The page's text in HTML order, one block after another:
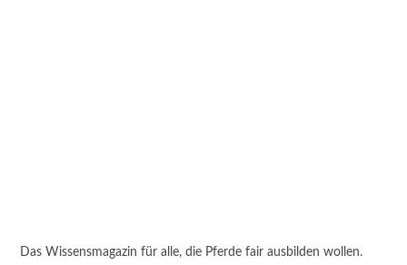
Das Wissensmagazin für alle, die Pferde fair ausbilden wollen.